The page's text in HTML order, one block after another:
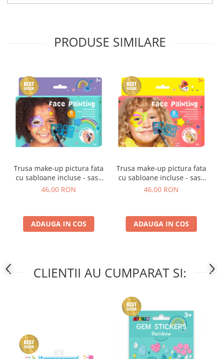
PRODUSE SIMILARE
Trusa make-up pictura fata
cu sabloane incluse - sase
culori non-alergice -
46,00 RON
ADAUGA IN COS
Trusa make-up pictura fata
cu sabloane incluse - sase
culori non-alergice - flori si
46,00 RON
ADAUGA IN COS
CLIENTII AU CUMPARAT SI: